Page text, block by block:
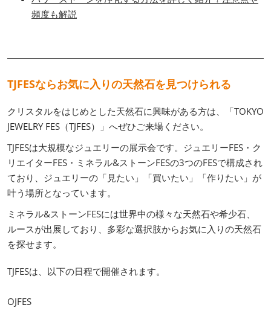
頻度も解説
TJFESならお気に入りの天然石を見つけられる
クリスタルをはじめとした天然石に興味がある方は、「TOKYO
JEWELRY FES（TJFES）」へぜひご来場ください。
TJFESは大規模なジュエリーの展示会です。ジュエリーFES・ク
リエイターFES・ミネラル&ストーンFESの3つのFESで構成され
ており、ジュエリーの「見たい」「買いたい」「作りたい」が
叶う場所となっています。
ミネラル&ストーンFESには世界中の様々な天然石や希少石、
ルースが出展しており、多彩な選択肢からお気に入りの天然石
を探せます。
TJFESは、以下の日程で開催されます。
OJFES